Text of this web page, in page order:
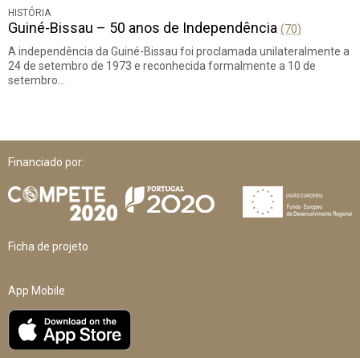
HISTÓRIA
Guiné-Bissau – 50 anos de Independência (70)
A independência da Guiné-Bissau foi proclamada unilateralmente a
24 de setembro de 1973 e reconhecida formalmente a 10 de
setembro…
Financiado por:
Ficha de projeto
App Mobile